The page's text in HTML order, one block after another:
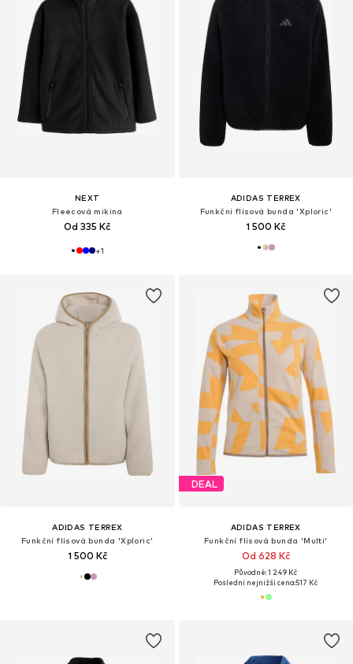
NEXT
Fleecová mikina
Od 335 Kč
+1
ADIDAS TERREX
Funkční flísová bunda 'Xploric'
1 500 Kč
ADIDAS TERREX
Funkční flísová bunda 'Xploric'
1 500 Kč
DEAL
ADIDAS TERREX
Funkční flísová bunda 'Multi'
Od 628 Kč
Původně: 1 249 Kč
Poslední nejnižší cena:517 Kč